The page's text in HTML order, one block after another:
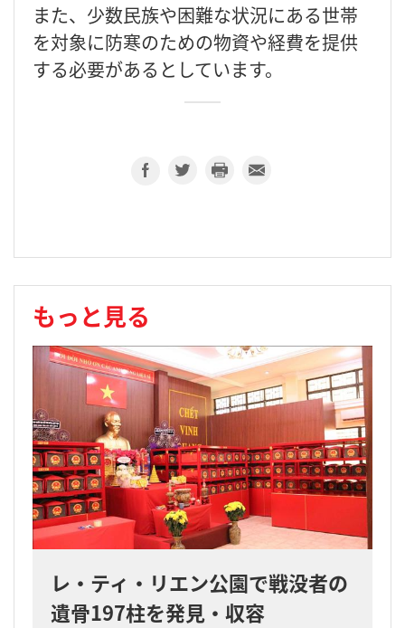
また、少数民族や困難な状況にある世帯
を対象に防寒のための物資や経費を提供
する必要があるとしています。
もっと見る
レ・ティ・リエン公園で戦没者の
遺骨197柱を発見・収容